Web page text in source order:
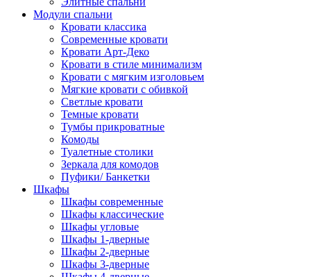
Модули спальни
Кровати классика
Современные кровати
Кровати Арт-Деко
Кровати в стиле минимализм
Кровати с мягким изголовьем
Мягкие кровати с обивкой
Светлые кровати
Темные кровати
Тумбы прикроватные
Комоды
Туалетные столики
Зеркала для комодов
Пуфики/ Банкетки
Шкафы
Шкафы современные
Шкафы классические
Шкафы угловые
Шкафы 1-дверные
Шкафы 2-дверные
Шкафы 3-дверные